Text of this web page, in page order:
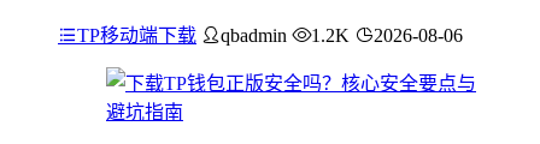
TP移动端下载 qbadmin 1.2K 2026-08-06